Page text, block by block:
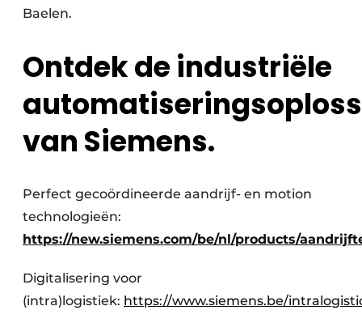
Baelen.
Ontdek de industriële
van Siemens.
Perfect gecoördineerde aandrijf- en motion
technologieën:
https://new.siemens.com/be/nl/products/
Digitalisering voor
(intra)logistiek: https://www.siemens.be/